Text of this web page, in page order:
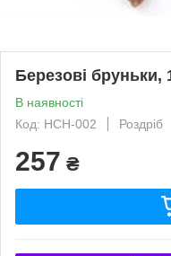
Березові бруньки,
В наявності
Код: НСН-002
Роздріб
257 ₴